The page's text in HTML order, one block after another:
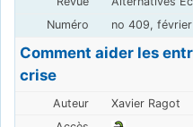
no 409, février
Comment aider les
crise
Xavier Ragot